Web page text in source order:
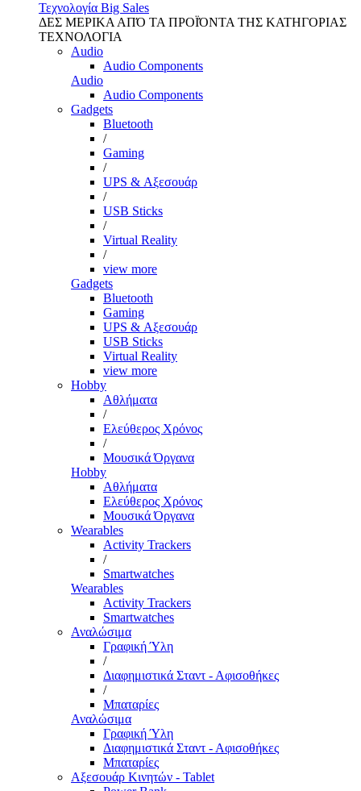
Τεχνολογία Big Sales
ΔΕΣ ΜΕΡΙΚΑ ΑΠΌ ΤΑ ΠΡΟΪΌΝΤΑ ΤΗΣ ΚΑΤΗΓΟΡΙΑΣ
ΤΕΧΝΟΛΟΓΙΑ
Audio
Audio Components
Audio
Audio Components
Gadgets
Bluetooth
/
Gaming
/
UPS & Αξεσουάρ
/
USB Sticks
/
Virtual Reality
/
view more
Gadgets
Bluetooth
Gaming
UPS & Αξεσουάρ
USB Sticks
Virtual Reality
view more
Hobby
Αθλήματα
/
Ελεύθερος Χρόνος
/
Μουσικά Όργανα
Hobby
Αθλήματα
Ελεύθερος Χρόνος
Μουσικά Όργανα
Wearables
Activity Trackers
/
Smartwatches
Wearables
Activity Trackers
Smartwatches
Αναλώσιμα
Γραφική Ύλη
/
Διαφημιστικά Σταντ - Αφισοθήκες
/
Μπαταρίες
Αναλώσιμα
Γραφική Ύλη
Διαφημιστικά Σταντ - Αφισοθήκες
Μπαταρίες
Αξεσουάρ Κινητών - Tablet